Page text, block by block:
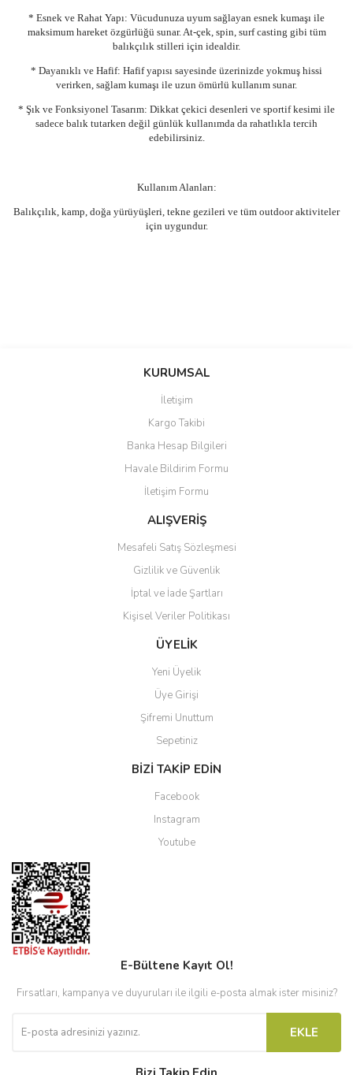
* Esnek ve Rahat Yapı: Vücudunuza uyum sağlayan esnek kumaşı ile
maksimum hareket özgürlüğü sunar. At-çek, spin, surf casting gibi tüm
balıkçılık stilleri için idealdir.
* Dayanıklı ve Hafif: Hafif yapısı sayesinde üzerinizde yokmuş hissi
verirken, sağlam kumaşı ile uzun ömürlü kullanım sunar.
* Şık ve Fonksiyonel Tasarım: Dikkat çekici desenleri ve sportif kesimi ile
sadece balık tutarken değil günlük kullanımda da rahatlıkla tercih
edebilirsiniz.
Kullanım Alanları:
Balıkçılık, kamp, doğa yürüyüşleri, tekne gezileri ve tüm outdoor aktiviteler
için uygundur.
Bu ürüne ilk yorumu siz yapın!
Ürün resmi kalitesiz, bozuk veya görüntülenemiyor.
Ürün açıklamasında eksik bilgiler bulunuyor.
Ürün bilgilerinde hatalar bulunuyor.
Ürün fiyatı diğer sitelerden daha pahalı.
Bu ürüne benzer farklı alternatifler olmalı.
Gönder
KURUMSAL
İletişim
Kargo Takibi
Banka Hesap Bilgileri
Havale Bildirim Formu
İletişim Formu
ALIŞVERİŞ
Mesafeli Satış Sözleşmesi
Gizlilik ve Güvenlik
İptal ve İade Şartları
Kişisel Veriler Politikası
ÜYELİK
Yeni Üyelik
Üye Girişi
Şifremi Unuttum
Sepetiniz
BİZİ TAKİP EDİN
Facebook
Instagram
Youtube
E-Bültene Kayıt Ol!
Fırsatları, kampanya ve duyuruları ile ilgili e-posta almak ister misiniz?
EKLE